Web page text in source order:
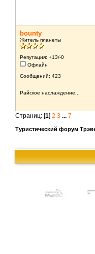
bounty
Житель планеты
Репутация: +13/-0
Офлайн
Сообщений: 423
Райское наслаждение...
Страниц: [1] 2 3 ... 7
Туристический форум